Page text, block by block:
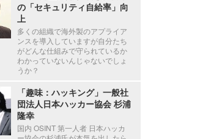
の「セキュリティ自給率」向
上
多くの組織で海外製のアプライア
ンスを導入していますが自分たち
がどんな仕組みで守られているか
わかっていないんじゃないでしょ
うか？
「趣味：ハッキング」一般社
団法人日本ハッカー協会 杉浦
隆幸
国内 OSINT 第一人者 日本ハッカ